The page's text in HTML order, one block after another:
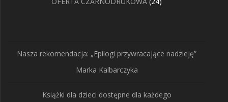
Nasza rekomendacja: „Epilogi przywracające nadzieję”
Marka Kalbarczyka
Książki dla dzieci dostępne dla każdego